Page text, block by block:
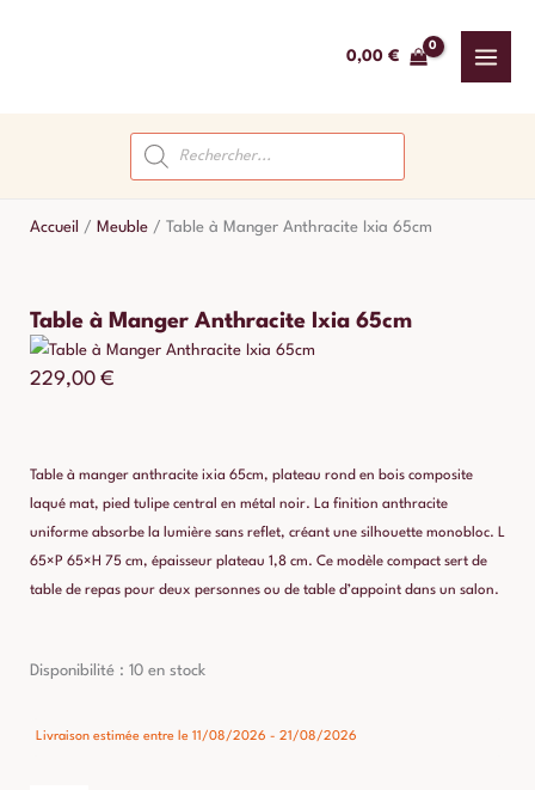
0,00 €
Recherche
de
produits
Accueil / Meuble / Table à Manger Anthracite Ixia 65cm
Table à Manger Anthracite Ixia 65cm
229,00 €
Table à manger anthracite ixia 65cm, plateau rond en bois composite
laqué mat, pied tulipe central en métal noir. La finition anthracite
uniforme absorbe la lumière sans reflet, créant une silhouette monobloc. L
65×P 65×H 75 cm, épaisseur plateau 1,8 cm. Ce modèle compact sert de
table de repas pour deux personnes ou de table d’appoint dans un salon.
Disponibilité : 10 en stock
Livraison estimée entre le 11/08/2026 - 21/08/2026
quantité
Table